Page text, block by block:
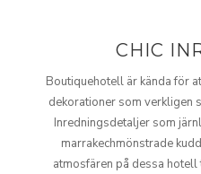
CHIC
Boutiquehotell är kända för
dekorationer som verkligen
Inredningsdetaljer som
marrakechmönstrade
atmosfären på dessa